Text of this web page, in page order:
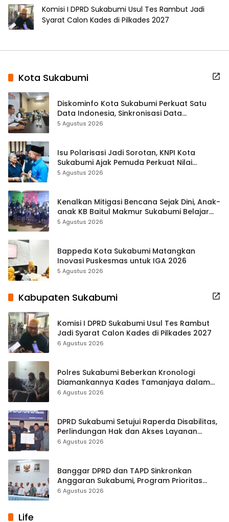
Komisi I DPRD Sukabumi Usul Tes Rambut Jadi
Syarat Calon Kades di Pilkades 2027
Kota Sukabumi
Diskominfo Kota Sukabumi Perkuat Satu
Data Indonesia, Sinkronisasi Data
Kewilayahan Dikebut
5 Agustus 2026
Isu Polarisasi Jadi Sorotan, KNPI Kota
Sukabumi Ajak Pemuda Perkuat Nilai
Kebangsaan
5 Agustus 2026
Kenalkan Mitigasi Bencana Sejak Dini, Anak-
anak KB Baitul Makmur Sukabumi Belajar
Lewat Boneka Tangan
5 Agustus 2026
Bappeda Kota Sukabumi Matangkan
Inovasi Puskesmas untuk IGA 2026
5 Agustus 2026
Kabupaten Sukabumi
Komisi I DPRD Sukabumi Usul Tes Rambut
Jadi Syarat Calon Kades di Pilkades 2027
6 Agustus 2026
Polres Sukabumi Beberkan Kronologi
Diamankannya Kades Tamanjaya dalam
Kasus Sabu
6 Agustus 2026
DPRD Sukabumi Setujui Raperda Disabilitas,
Perlindungan Hak dan Akses Layanan
Diperkuat
6 Agustus 2026
Banggar DPRD dan TAPD Sinkronkan
Anggaran Sukabumi, Program Prioritas
hingga Pendapatan Dibahas
6 Agustus 2026
Life